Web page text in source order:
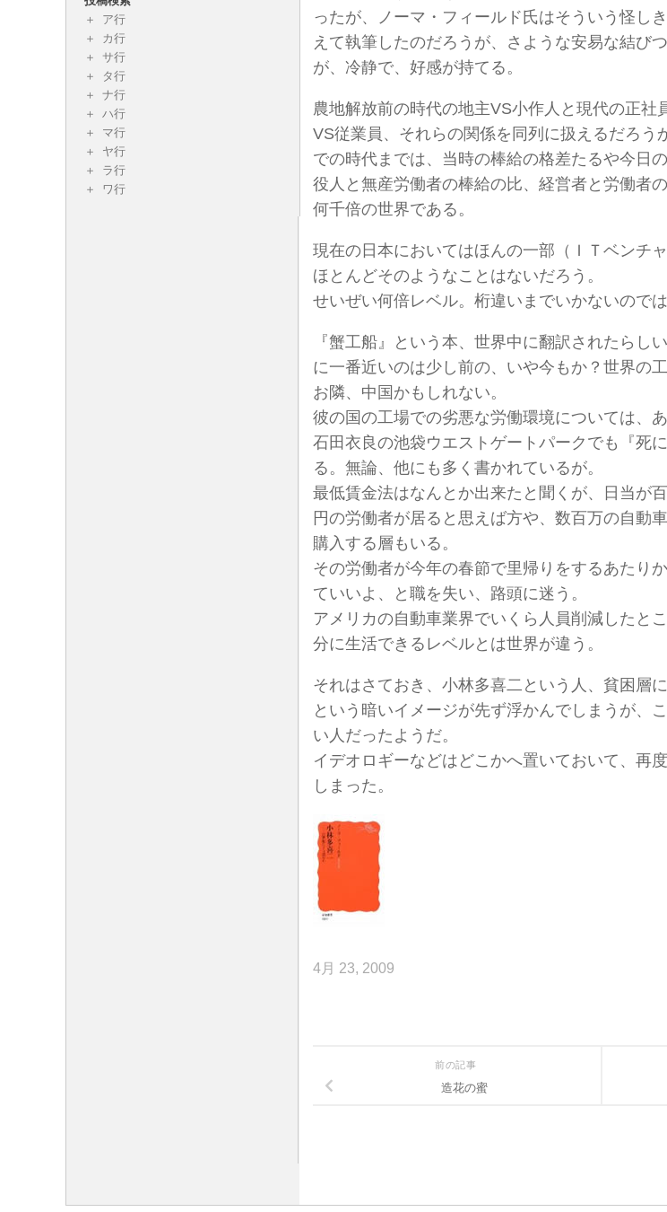
ったが、ノーマ・フィールド氏はそういう怪し
えて執筆したのだろうが、さような安易な結び
が、冷静で、好感が持てる。
農地解放前の時代の地主VS小作人と現代の正社
VS従業員、それらの関係を同列に扱えるだろう
での時代までは、当時の棒給の格差たるや今日
役人と無産労働者の棒給の比、経営者と労働者
何千倍の世界である。
現在の日本においてはほんの一部（ＩＴベンチ
ほとんどそのようなことはないだろう。
せいぜい何倍レベル。桁違いまでいかないのでは
『蟹工船』という本、世界中に翻訳されたらし
に一番近いのは少し前の、いや今もか？世界の
お隣、中国かもしれない。
彼の国の工場での劣悪な労働環境については、
石田衣良の池袋ウエストゲートパークでも『死
る。無論、他にも多く書かれているが。
最低賃金法はなんとか出来たと聞くが、日当が
円の労働者が居ると思えば方や、数百万の自動
購入する層もいる。
その労働者が今年の春節で里帰りをするあたり
ていいよ、と職を失い、路頭に迷う。
アメリカの自動車業界でいくら人員削減したと
分に生活できるレベルとは世界が違う。
それはさておき、小林多喜二という人、貧困層
という暗いイメージが先ず浮かんでしまうが、
い人だったようだ。
イデオロギーなどはどこかへ置いておいて、再
しまった。
4月 23, 2009
前の記事
造花の蜜
ア行
カ行
サ行
タ行
ナ行
ハ行
マ行
ヤ行
ラ行
ワ行